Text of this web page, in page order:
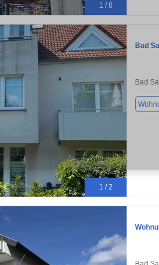
1 / 8
1 / 2
Bad
Bad